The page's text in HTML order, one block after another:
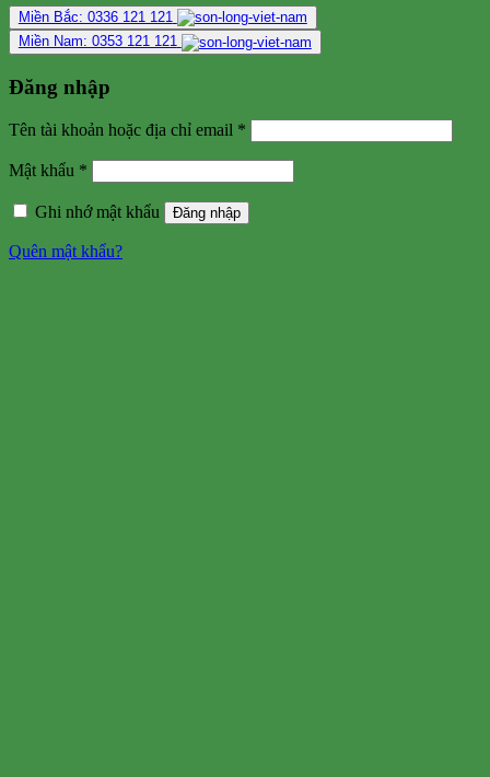
Miền Bắc: 0336 121 121
Miền Nam: 0353 121 121
Đăng nhập
Tên tài khoản hoặc địa chỉ email *
Mật khẩu *
Ghi nhớ mật khẩu Đăng nhập
Quên mật khẩu?